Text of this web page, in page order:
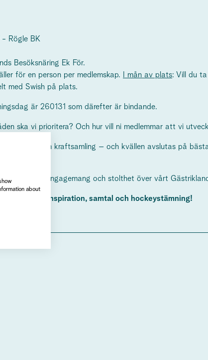
- Rögle BK
Besöksnäring Ek För.
för en person per medlemskap.
I mån av plats: Vill du
med Swish på plats.
är 260131 som därefter är bindande.
ska vi prioritera? Och hur vill ni medlemmar att vi
gemensam kraftsamling – och kvällen avslutas på
räknas.
energi, engagemang och stolthet över vårt
fylld av inspiration, samtal och hockeystämning!
about